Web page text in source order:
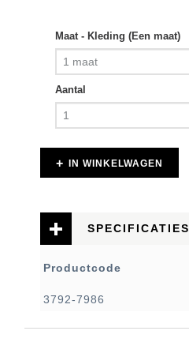
Maat - Kleding (Een maat)
Aantal
IN WINKELWAGEN
SPECIFICATIES
Productcode
3792-7986